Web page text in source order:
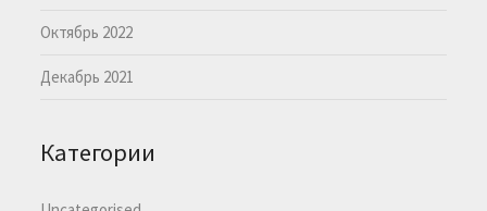
Октябрь 2022
Декабрь 2021
Категории